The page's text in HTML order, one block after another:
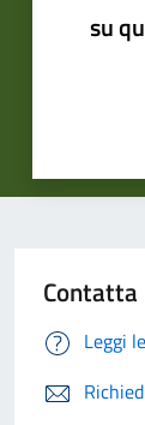
su
Contatta
Leggi